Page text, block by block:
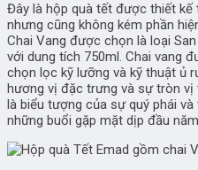
Đây là hộp quà tết được thiết
nhưng cũng không kém phần
Chai Vang được chọn là loại
với dung tích 750ml. Chai vang
chọn lọc kỹ lưỡng và kỹ thuật ủ
hương vị đặc trưng và sự tròn vị
là biểu tượng của sự quý phái
những buổi gặp mặt dịp đầu